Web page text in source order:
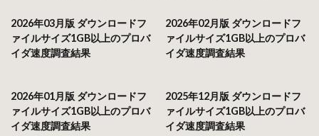
2026年03月版 ダウンロードフ
ァイルサイズ1GB以上のプロバ
イダ速度調査結果
2026年02月版 ダウンロードフ
ァイルサイズ1GB以上のプロバ
イダ速度調査結果
2026年01月版 ダウンロードフ
ァイルサイズ1GB以上のプロバ
イダ速度調査結果
2025年12月版 ダウンロードフ
ァイルサイズ1GB以上のプロバ
イダ速度調査結果